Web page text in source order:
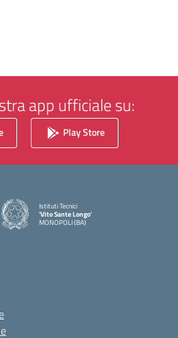
app ufficiale su:
Play Store
Istituti Tecnici
'Vito Sante Longo'
MONOPOLI (BA)